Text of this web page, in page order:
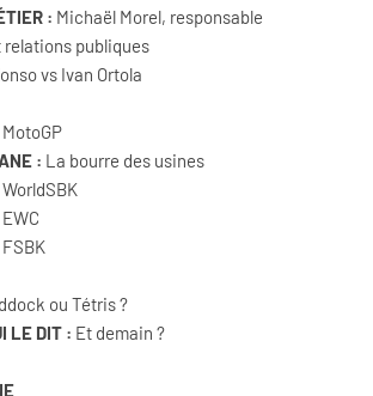
: Michaël Morel, responsable
publiques
vs Ivan Ortola
MotoGP
: La bourre des usines
WorldSBK
EWC
FSBK
ou Tétris ?
LE DIT : Et demain ?